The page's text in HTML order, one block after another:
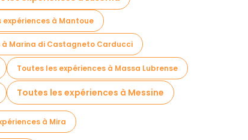
expériences à Mantoue
à Marina di Castagneto Carducci
Toutes les expériences à Massa Lubrense
Toutes les expériences à Messine
à Mira